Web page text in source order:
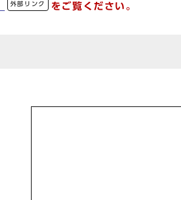
外部リンク をご覧ください。